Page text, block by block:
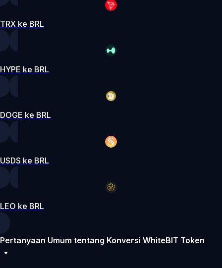
TRX ke BRL
HYPE ke BRL
DOGE ke BRL
USDS ke BRL
LEO ke BRL
Pertanyaan Umum tentang Konversi WhiteBIT Token